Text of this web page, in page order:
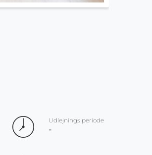
Udlejnings periode
-